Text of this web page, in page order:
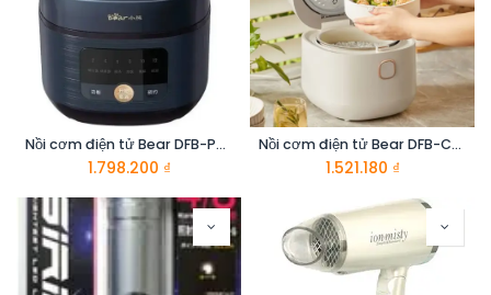
Nồi cơm điện tử Bear DFB-P50E1
1.798.200 ₫
Nồi cơm điện tử Bear DFB-C30D1
1.521.180 ₫